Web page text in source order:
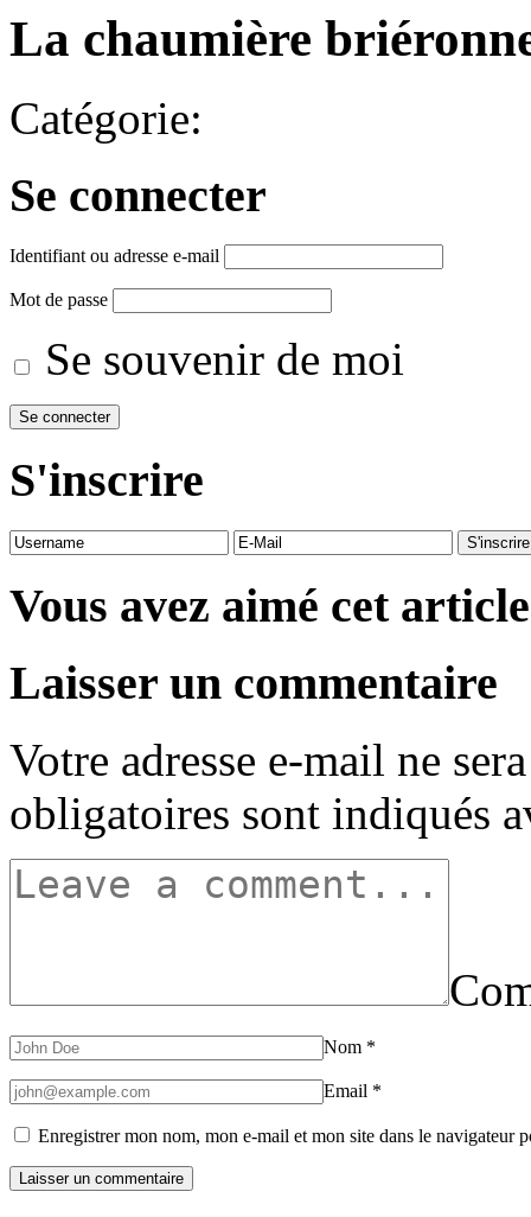
La chaumière
Catégorie:
Se connecter
Identifiant ou adresse e-mail
Mot de passe
Se souvenir de moi
S'inscrire
Vous avez aimé cet
Laisser un commentaire
Votre adresse e-mail ne
obligatoires sont indiqués
Nom *
Email *
Enregistrer mon nom, mon e-mail et mon site dans le navigateur